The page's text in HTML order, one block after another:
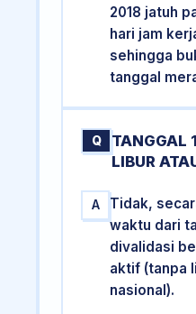
2018 jatuh
hari jam
sehingga
tanggal
Q
TANGGAL
LIBUR
A
Tidak,
waktu dari
divalidasi
aktif (tanpa
nasional).